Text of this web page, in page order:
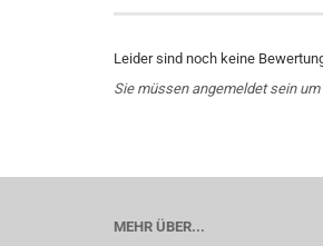
Leider sind noch keine
Sie müssen angemeldet sein
MEHR ÜBER...